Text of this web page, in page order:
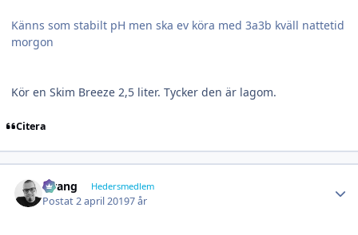
Känns som stabilt pH men ska ev köra med 3a3b kväll nattetid
morgon
Kör en Skim Breeze 2,5 liter. Tycker den är lagom.
Citera
wrang Hedersmedlem
Postat2 april 20197 år